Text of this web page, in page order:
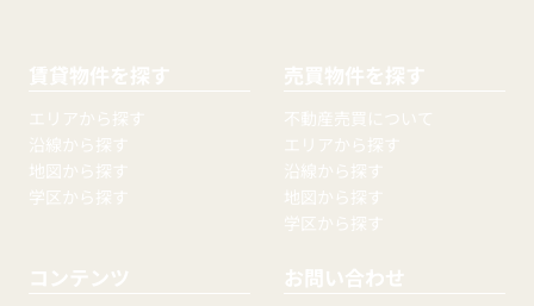
賃貸物件を探す
エリアから探す
沿線から探す
地図から探す
学区から探す
売買物件を探す
不動産売買について
エリアから探す
沿線から探す
地図から探す
学区から探す
コンテンツ お問い合わせ